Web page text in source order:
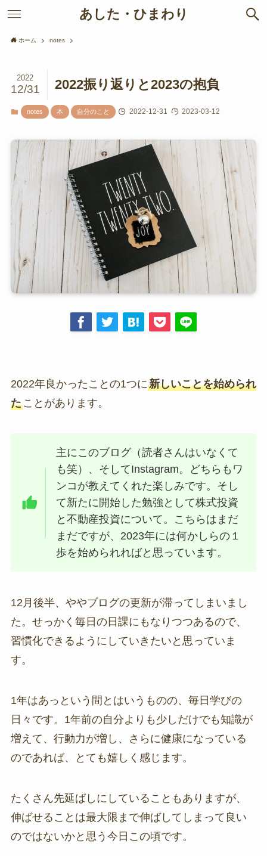
あした・ひまわり
ホーム notes
2022振り返りと2023の抱負
2022
12/31
notes 本 自分のこと 2022-12-31 2023-03-12
2022年良かったことの1つに新しいことを始められ
たことがあります。
主にこのブログ（読者さんはいなくて
も笑）、そしてInstagram。どちらもワ
ンコが教えてくれた楽しみです。そし
て新たに開始した勉強として株式投資
と不動産投資について。こちらはまだ
まだですが、2023年には何かしらの１
歩を始められればと思っています。
12月後半、ややブログの更新が滞ってしまいまし
た。せっかく毎日の日課にもなりつつあるので、
習慣化できるようにしていきたいと思っていま
す。
1年はあっという間とはいうものの、毎日学びの
日々です。1年前の自分よりも少しだけでも知識が
増えて、行動力が増し、さらに健康になっている
のであれば、とても嬉しく感じます。
たくさん先延ばしにしていることもありますが、
伸ばせることは最大限まで伸ばしてしまって良い
のではないかと思う今日この頃です。